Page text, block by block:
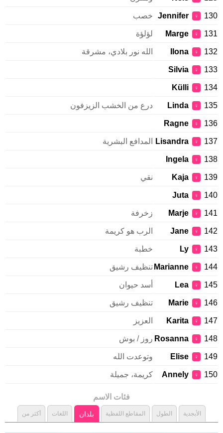
130
♀
Jennifer خصب
131
♀
Marge لؤلؤة
132
♀
Ilona الله نور بلادي، مشرقة
133
♀
Silvia
134
♀
Külli
135
♀
Linda درع من الخشب الزيزفون
136
♀
Ragne
137
♀
Lisandra المدافع البشرية
138
♀
Ingela
139
♀
Kaja نقي
140
♀
Juta
141
♀
Marje زخرفة
142
♀
Jane الرب هو كريمة
143
♀
Ly خطبة
144
♀
Marianne تنظيف رشيق
145
♀
Lea أسد حيوان
146
♀
Marie تنظيف رشيق
147
♀
Karita العزيز
148
♀
Rosanna روز / بوش
149
♀
Elise وتوعدت الله
150
♀
Annely كريمة، جميلة
فئات الاسم
الأبجدية الطول المقاطع اللفظية بلدان اللغات أكثر من